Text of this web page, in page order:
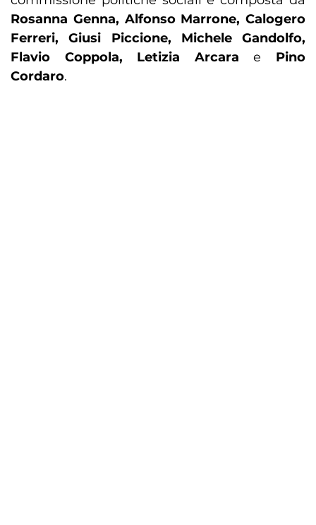
Rosanna Genna, Alfonso Marrone, Calogero
Ferreri, Giusi Piccione, Michele Gandolfo,
Flavio Coppola, Letizia Arcara e Pino
Cordaro.